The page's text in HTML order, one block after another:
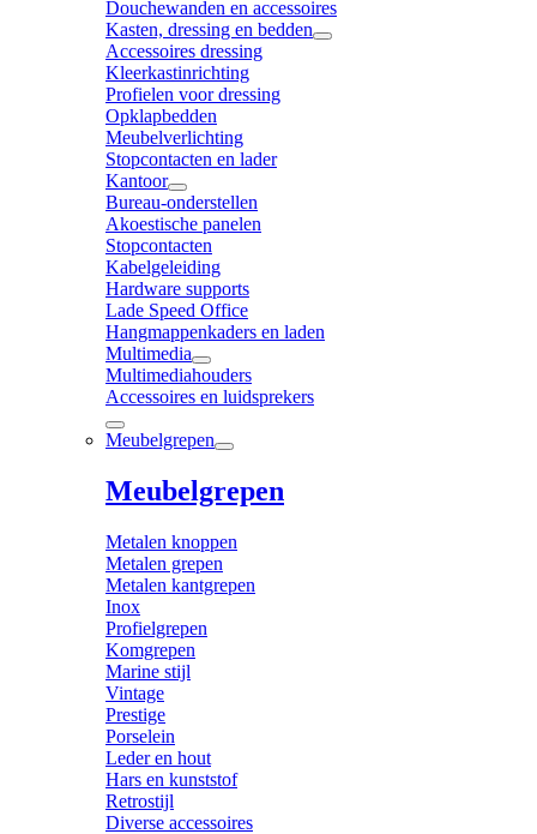
Douchewanden en accessoires
Kasten, dressing en bedden
Accessoires dressing
Kleerkastinrichting
Profielen voor dressing
Opklapbedden
Meubelverlichting
Stopcontacten en lader
Kantoor
Bureau-onderstellen
Akoestische panelen
Stopcontacten
Kabelgeleiding
Hardware supports
Lade Speed Office
Hangmappenkaders en laden
Multimedia
Multimediahouders
Accessoires en luidsprekers
Meubelgrepen
Meubelgrepen
Metalen knoppen
Metalen grepen
Metalen kantgrepen
Inox
Profielgrepen
Komgrepen
Marine stijl
Vintage
Prestige
Porselein
Leder en hout
Hars en kunststof
Retrostijl
Diverse accessoires